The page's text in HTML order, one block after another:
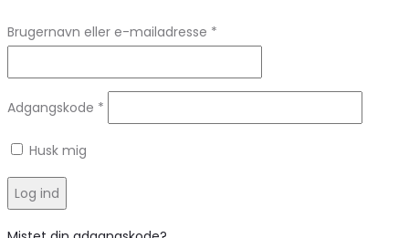
Brugernavn eller e-mailadresse *
Adgangskode *
Husk mig
Log ind